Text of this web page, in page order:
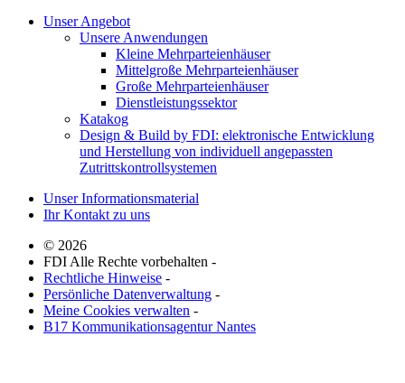
Unser Angebot
Unsere Anwendungen
Kleine Mehrparteienhäuser
Mittelgroße Mehrparteienhäuser
Große Mehrparteienhäuser
Dienstleistungssektor
Katakog
Design & Build by FDI: elektronische Entwicklung
und Herstellung von individuell angepassten
Zutrittskontrollsystemen
Unser Informationsmaterial
Ihr Kontakt zu uns
© 2026
FDI Alle Rechte vorbehalten -
Rechtliche Hinweise -
Persönliche Datenverwaltung -
Meine Cookies verwalten -
B17 Kommunikationsagentur Nantes